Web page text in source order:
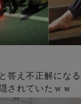
答え不正解にな
されていたｗｗ